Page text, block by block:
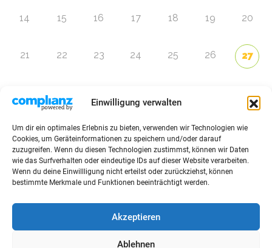
Einwilligung verwalten
Um dir ein optimales Erlebnis zu bieten, verwenden wir Technologien wie
Cookies, um Geräteinformationen zu speichern und/oder darauf
zuzugreifen. Wenn du diesen Technologien zustimmst, können wir Daten
wie das Surfverhalten oder eindeutige IDs auf dieser Website verarbeiten.
Wenn du deine Einwillligung nicht erteilst oder zurückziehst, können
bestimmte Merkmale und Funktionen beeinträchtigt werden.
Akzeptieren
Ablehnen
14 15 16 17 18 19 20
21 22 23 24 25 26 27
Zur Eventübersicht